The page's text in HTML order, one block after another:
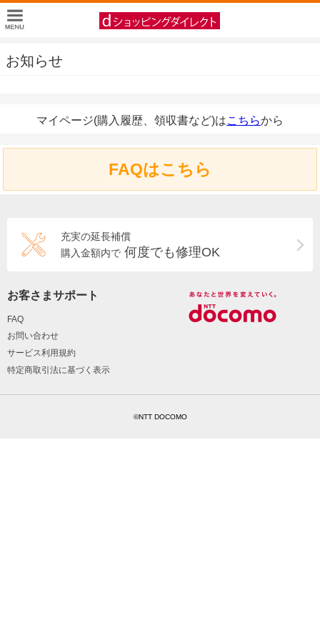
お知らせ
マイページ(購入履歴、領収書など)はこちらから
FAQはこちら
充実の延長補償
購入金額内で 何度でも修理OK
お客さまサポート
FAQ
お問い合わせ
サービス利用規約
特定商取引法に基づく表示
©NTT DOCOMO